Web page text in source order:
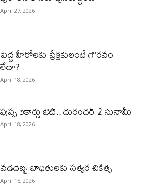
April 27, 2026
పెద్ద హీరోల‌కు ప్రేక్ష‌కులంటే గౌర‌వం
లేదా?
April 18, 2026
పుష్ప రికార్డు ఔట్‌.. దురంధ‌ర్ 2 సునామీ
April 18, 2026
వడదెబ్బ బాధితులకు సత్వర చికిత్స
April 15, 2026